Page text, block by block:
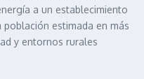
a un establecimiento
estimada en más
y entornos rurales